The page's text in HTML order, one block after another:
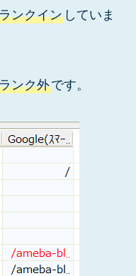
ンクインしていま
ンク外です。